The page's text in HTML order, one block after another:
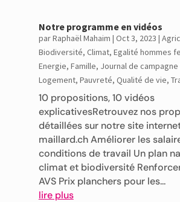
Notre programme en vidéos
parRaphaël Mahaim | Oct 3, 2023 |
Biodiversité, Climat, Egalité hommes
Energie, Famille, Journal de campagne
Logement, Pauvreté, Qualité de vie,
10 propositions, 10 vidéos
explicativesRetrouvez nos
détaillées sur notre site
maillard.ch Améliorer les
conditions de travail Un plan
climat et biodiversité
AVS Prix planchers pour les...
lire plus